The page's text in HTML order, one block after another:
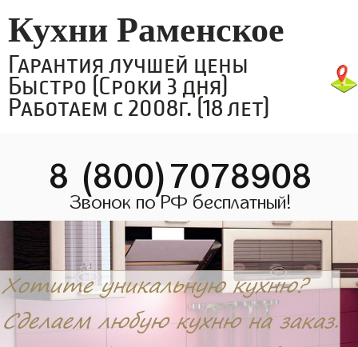
Кухни Раменское
Гарантия лучшей цены
Быстро (Сроки 3 дня)
Работаем с 2008г. (18 лет)
8 (800)7078908
Звонок по РФ бесплатный!